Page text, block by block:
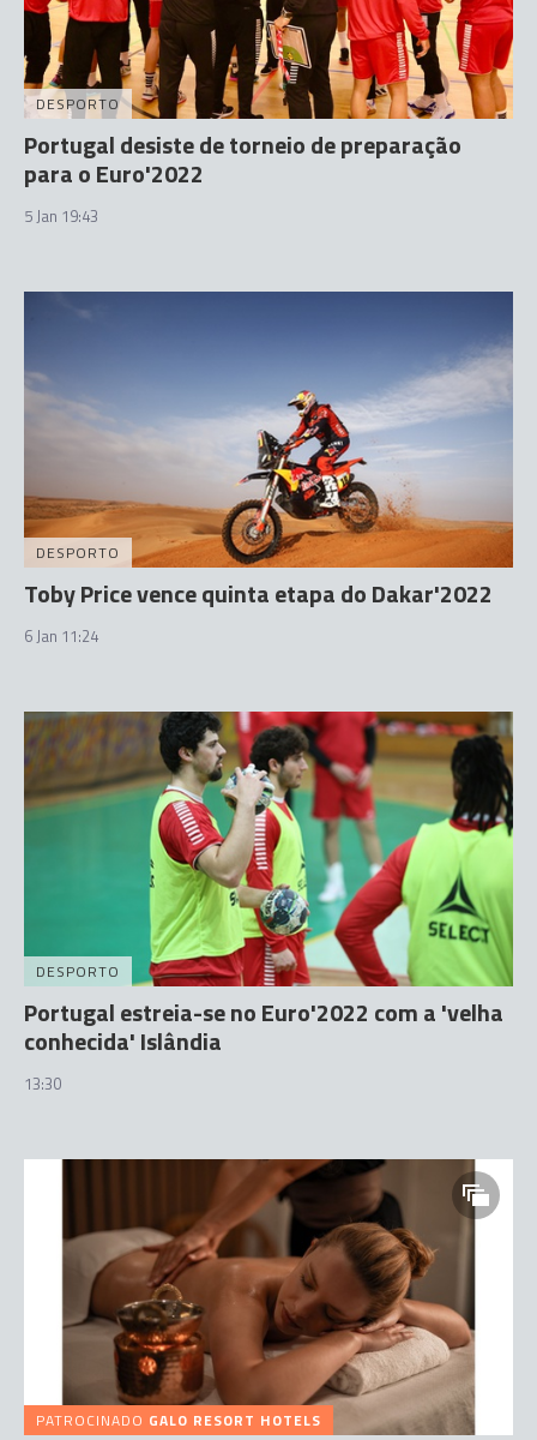
DESPORTO
Portugal desiste de torneio de preparação
para o Euro'2022
5 Jan 19:43
DESPORTO
Toby Price vence quinta etapa do Dakar'2022
6 Jan 11:24
DESPORTO
Portugal estreia-se no Euro'2022 com a 'velha
conhecida' Islândia
13:30
PATROCINADO GALO RESORT HOTELS